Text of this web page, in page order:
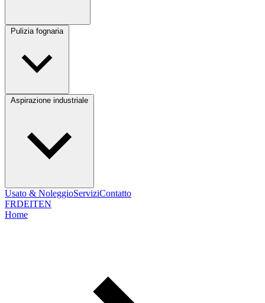
Pulizia fognaria
Usato & NoleggioServiziContatto
FRDEITEN
Home